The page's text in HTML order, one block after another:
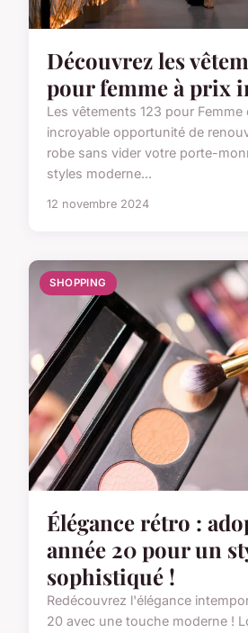
Découvrez les
pour femme à prix
Les vêtements 123 pour
incroyable opportunité de
robe sans vider votre porte-
styles moderne...
12 novembre 2024
SHOPPING
Élégance rétro :
année 20 pour un
sophistiqué !
Redécouvrez l'élégance
20 avec une touche moderne !